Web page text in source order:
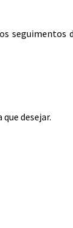
desejar.